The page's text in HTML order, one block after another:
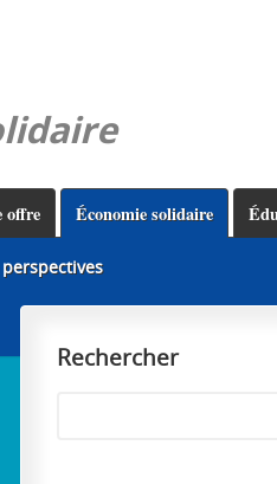
offre Économie solidaire
Rechercher